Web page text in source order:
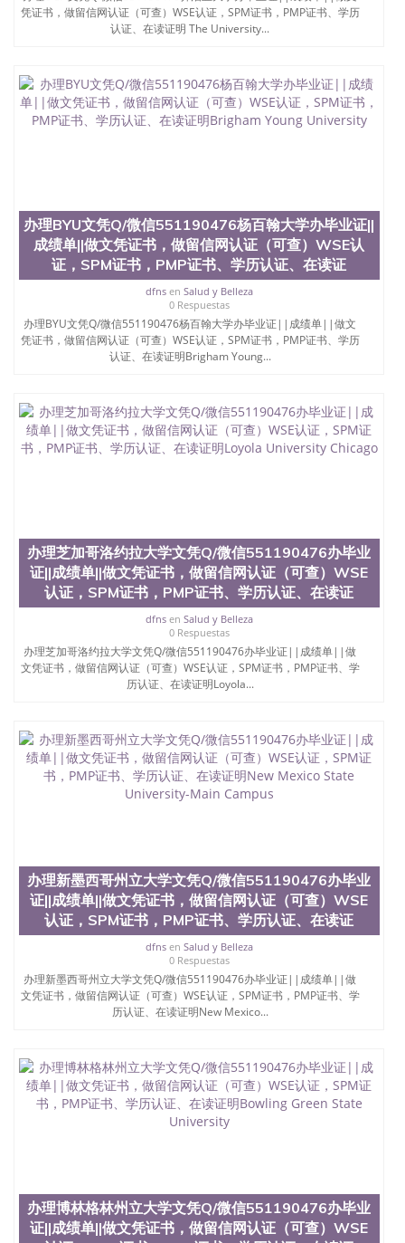
offieUniversityofSouthernQueensland 澳洲读书未毕
业找人做文凭学位qq微信551190476澳洲读CQU中央
理杜兰大学文凭Q/微信551190476杜兰大学办毕业
证||成绩单||做文凭证书，做留信网认证（可查）WSE
认证，SPM证书，PMP证书、学历认证、在读证明
Tulane University of Louisiana
凭证书，做留信网认证（可查）WSE认证，SPM证书，PMP证书、学历
认证、在读证明 The University...
办理BYU文凭Q/微信551190476杨百翰大学办毕业证||
成绩单||做文凭证书，做留信网认证（可查）WSE认
证，SPM证书，PMP证书、学历认证、在读证
dfnsen Salud y Belleza
0 Respuestas
办理BYU文凭Q/微信551190476杨百翰大学办毕业证||成绩单||做文
凭证书，做留信网认证（可查）WSE认证，SPM证书，PMP证书、学历
认证、在读证明Brigham Young...
办理芝加哥洛约拉大学文凭Q/微信551190476办毕业
证||成绩单||做文凭证书，做留信网认证（可查）WSE
认证，SPM证书，PMP证书、学历认证、在读证
dfnsen Salud y Belleza
0 Respuestas
办理芝加哥洛约拉大学文凭Q/微信551190476办毕业证||成绩单||做
文凭证书，做留信网认证（可查）WSE认证，SPM证书，PMP证书、学
历认证、在读证明Loyola...
办理新墨西哥州立大学文凭Q/微信551190476办毕业
证||成绩单||做文凭证书，做留信网认证（可查）WSE
认证，SPM证书，PMP证书、学历认证、在读证
dfnsen Salud y Belleza
0 Respuestas
办理新墨西哥州立大学文凭Q/微信551190476办毕业证||成绩单||做
文凭证书，做留信网认证（可查）WSE认证，SPM证书，PMP证书、学
历认证、在读证明New Mexico...
办理博林格林州立大学文凭Q/微信551190476办毕业
证||成绩单||做文凭证书，做留信网认证（可查）WSE